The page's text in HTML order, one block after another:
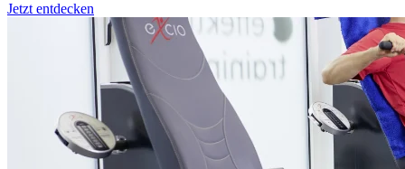
Jetzt entdecken